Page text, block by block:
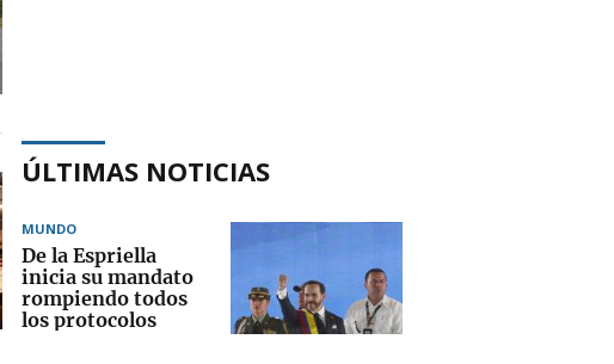
ÚLTIMAS NOTICIAS
MUNDO
De la Espriella
inicia su mandato
rompiendo todos
los protocolos